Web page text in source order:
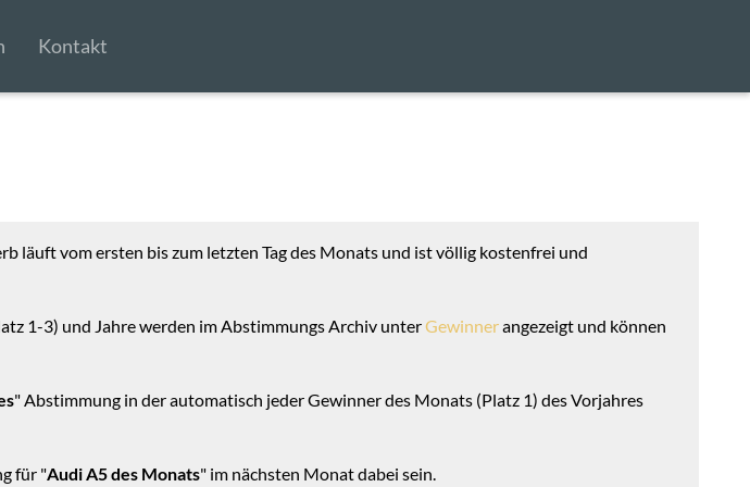
Kontakt
läuft vom ersten bis zum letzten Tag des Monats und ist völlig kostenfrei und
1-3) und Jahre werden im Abstimmungs Archiv unterGewinnerangezeigt und können
" Abstimmung in der automatisch jeder Gewinner des Monats (Platz 1) des Vorjahres
für "Audi A5 des Monats" im nächsten Monat dabei sein.